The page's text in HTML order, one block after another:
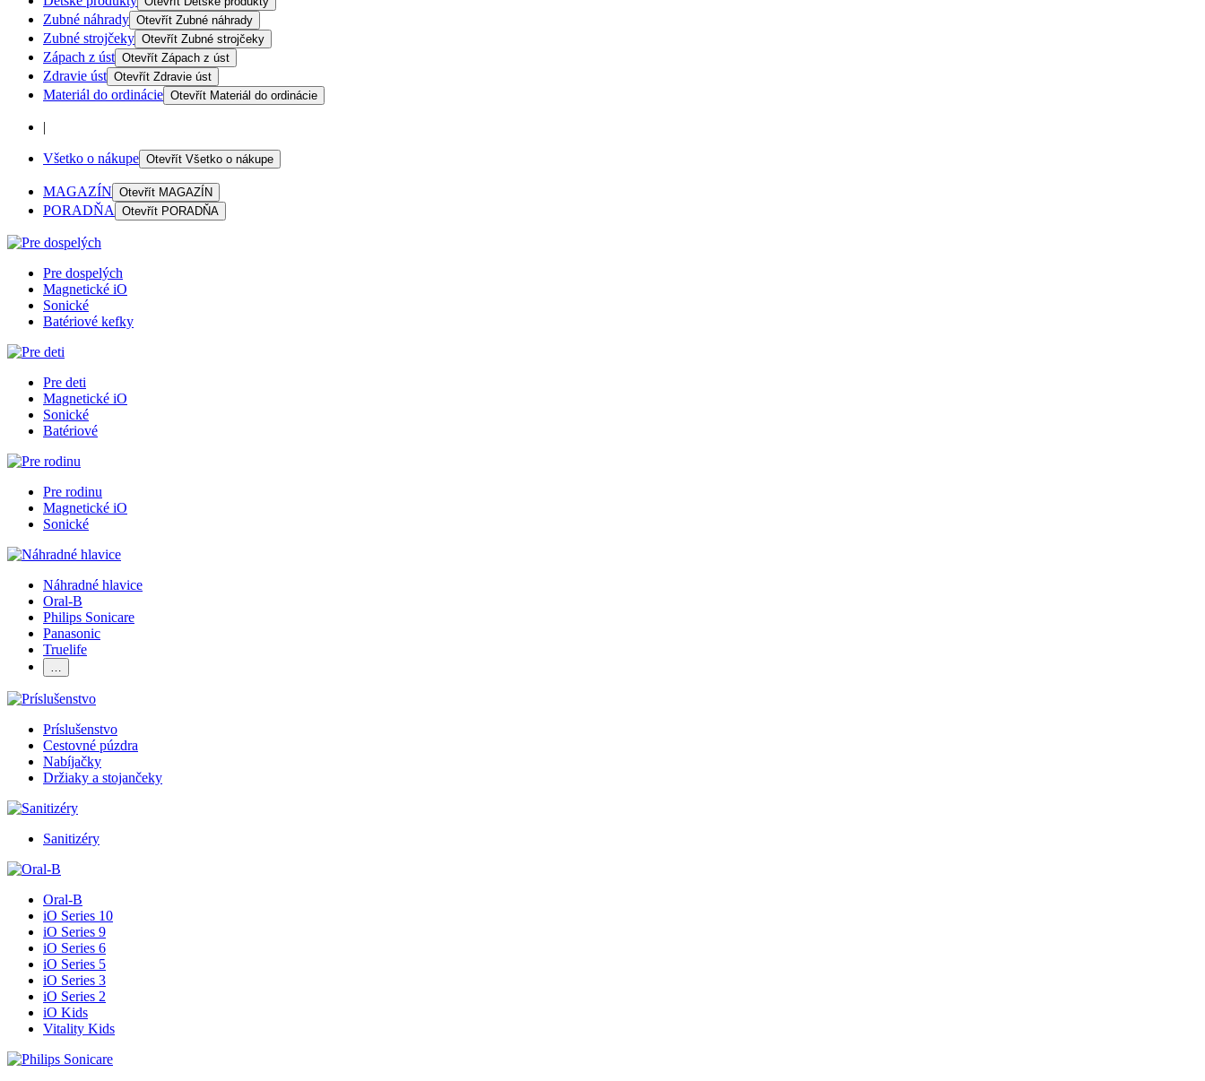
Zubné náhrady Otevřít Zubné náhrady
Zubné strojčeky Otevřít Zubné strojčeky
Zápach z úst Otevřít Zápach z úst
Zdravie úst Otevřít Zdravie úst
Materiál do ordinácie Otevřít Materiál do ordinácie
|
Všetko o nákupe Otevřít Všetko o nákupe
MAGAZÍN Otevřít MAGAZÍN
PORADŇA Otevřít PORADŇA
Pre dospelých
Magnetické iO
Sonické
Batériové kefky
Pre deti
Magnetické iO
Sonické
Batériové
Pre rodinu
Magnetické iO
Sonické
Náhradné hlavice
Oral-B
Philips Sonicare
Panasonic
Truelife
…
Príslušenstvo
Cestovné púzdra
Nabíjačky
Držiaky a stojančeky
Sanitizéry
Oral-B
iO Series 10
iO Series 9
iO Series 6
iO Series 5
iO Series 3
iO Series 2
iO Kids
Vitality Kids